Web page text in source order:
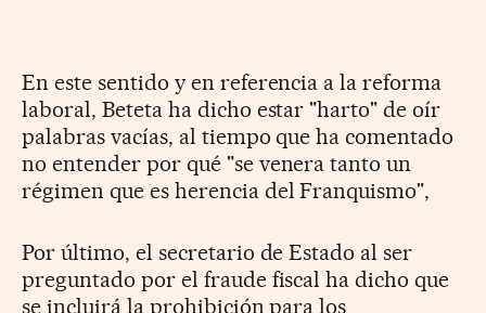
En este sentido y en referencia a la reforma
laboral, Beteta ha dicho estar "harto" de oír
palabras vacías, al tiempo que ha comentado
no entender por qué "se venera tanto un
régimen que es herencia del Franquismo",
Por último, el secretario de Estado al ser
preguntado por el fraude fiscal ha dicho que
se incluirá la prohibición para los